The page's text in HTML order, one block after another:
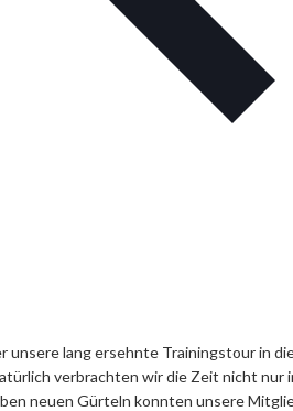
unsere lang ersehnte Trainingstour in
verbrachten wir die Zeit nicht nur
neuen Gürteln konnten unsere